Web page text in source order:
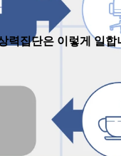
력집단은 이렇게 일합